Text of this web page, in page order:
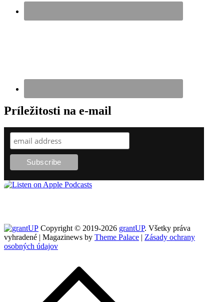
Príležitosti na e-mail
Copyright © 2019-2026 grantUP. Všetky práva
vyhradené | Magazinews by Theme Palace | Zásady ochrany
osobných údajov